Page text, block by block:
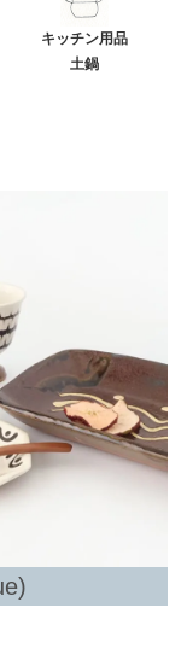
キッチン用品
土鍋